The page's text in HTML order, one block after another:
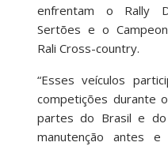
enfrentam o Rally
Sertões e o
Rali Cross-country.
“Esses veículos
competições durante
partes do Brasil e do
manutenção antes